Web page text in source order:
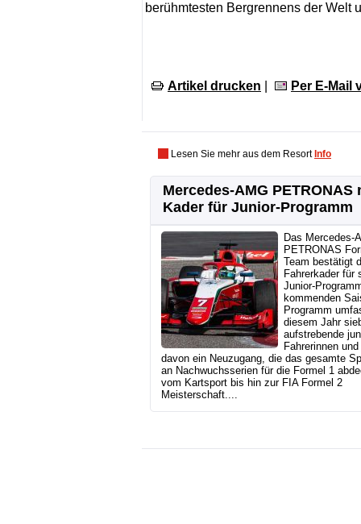
berühmtesten Bergrennens der Welt
Artikel drucken Per E-Mail
Lesen Sie mehr aus dem Resort Info
Mercedes-AMG PETRONAS
Kader für Junior-Programm
Das Mercedes-
PETRONAS
Team bestätigt
Fahrerkader für
Junior-
kommenden
Programm
diesem Jahr
aufstrebende
Fahrerinnen
davon ein Neuzugang, die das gesamte
an Nachwuchsserien für die Formel 1
vom Kartsport bis hin zur FIA Formel 2
Meisterschaft....